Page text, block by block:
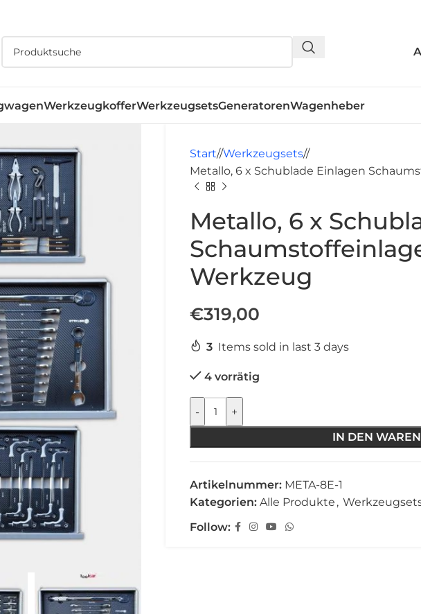
WerkzeugkofferWerkzeugsetsGeneratorenWagenheber
Start/ Werkzeugsets/
Metallo, 6 x Schublade Einlagen
Metallo, 6 x
Werkzeug
€319,00
3 Items sold in last 3 days
4 vorrätig
-
+
IN DEN
Artikelnummer: META-8E-1
Kategorien: Alle Produkte ,
Follow: